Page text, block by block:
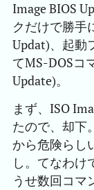
Image BIOS
クだけで勝手
Updat)、起動
てMS-DOSコ
Update)。
まず、ISO
たので、却下
から危険らし
し。てなわけ
うせ数回コマ